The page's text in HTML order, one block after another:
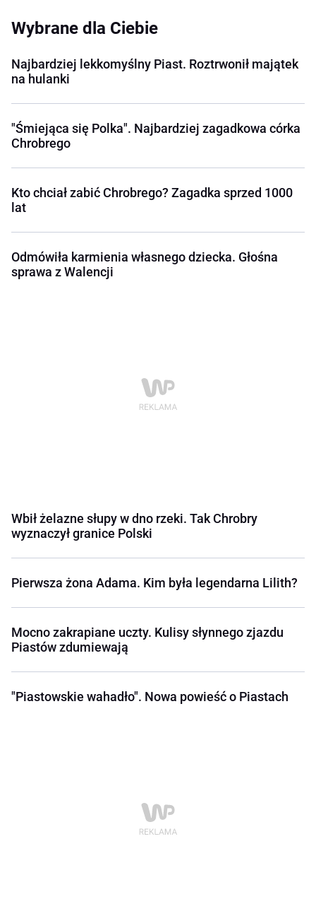
Wybrane dla Ciebie
Najbardziej lekkomyślny Piast. Roztrwonił majątek
na hulanki
"Śmiejąca się Polka". Najbardziej zagadkowa córka
Chrobrego
Kto chciał zabić Chrobrego? Zagadka sprzed 1000
lat
Odmówiła karmienia własnego dziecka. Głośna
sprawa z Walencji
Wbił żelazne słupy w dno rzeki. Tak Chrobry
wyznaczył granice Polski
Pierwsza żona Adama. Kim była legendarna Lilith?
Mocno zakrapiane uczty. Kulisy słynnego zjazdu
Piastów zdumiewają
"Piastowskie wahadło". Nowa powieść o Piastach